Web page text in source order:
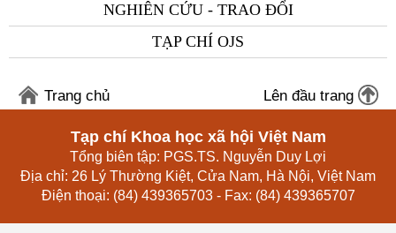
NGHIÊN CỨU - TRAO ĐỔI
TẠP CHÍ OJS
Trang chủ Lên đầu trang
Tạp chí Khoa học xã hội Việt Nam
Tổng biên tập: PGS.TS. Nguyễn Duy Lợi
Địa chỉ: 26 Lý Thường Kiệt, Cửa Nam, Hà Nội, Việt Nam
Điện thoại: (84) 439365703 - Fax: (84) 439365707